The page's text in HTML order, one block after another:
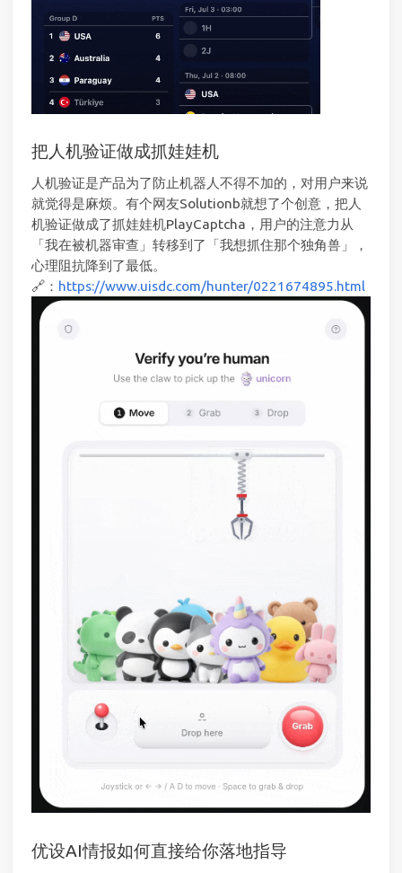
把人机验证做成抓娃娃机
人机验证是产品为了防止机器人不得不加的，对用户来说
就觉得是麻烦。有个网友Solutionb就想了个创意，把人
机验证做成了抓娃娃机PlayCaptcha，用户的注意力从
「我在被机器审查」转移到了「我想抓住那个独角兽」，
心理阻抗降到了最低。
🔗： https://www.uisdc.com/hunter/0221674895.html
优设AI情报如何直接给你落地指导